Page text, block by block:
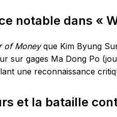
notable dans «
of Moneyque Kim Byung
sur gages Ma Dong Po
une reconnaissance
et la bataille